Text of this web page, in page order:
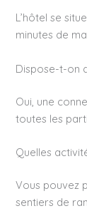
L’hôtel se
minutes de
Dispose-t-on
Oui, une
toutes les
Quelles
Vous pouvez
sentiers de